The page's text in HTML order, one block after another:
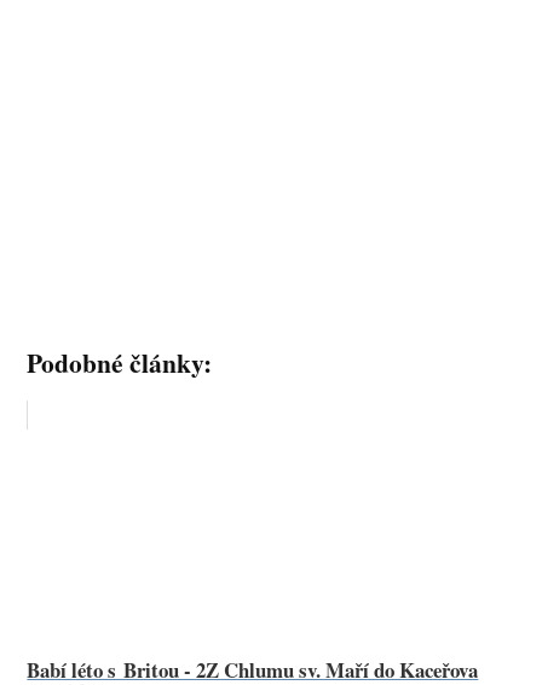
Podobné články:
Babí léto s Britou - 2Z Chlumu sv. Maří do Kaceřova